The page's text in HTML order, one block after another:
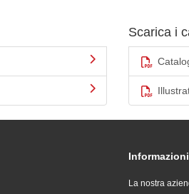
Scarica i
La nostra